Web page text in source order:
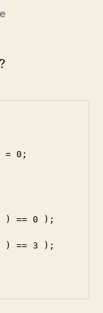
zu
= 0;
) == 0 );
) == 3 );